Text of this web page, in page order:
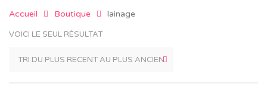
Accueil Boutique lainage
VOICI LE SEUL RÉSULTAT